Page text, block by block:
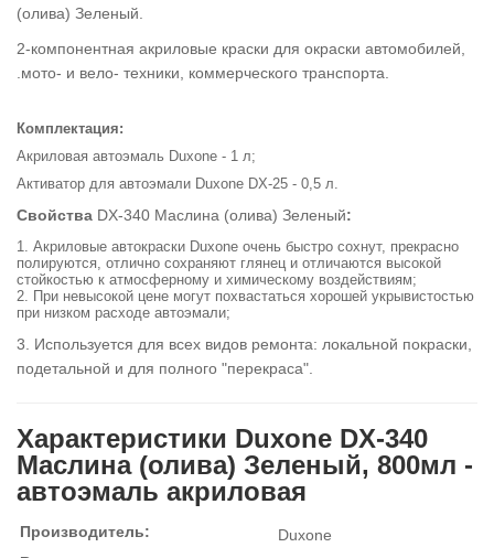
(олива) Зеленый.
2-компонентная акриловые краски для окраски автомобилей,
.мото- и вело- техники, коммерческого транспорта.
Комплектация:
Акриловая автоэмаль Duxone - 1 л;
Активатор для автоэмали Duxone DX-25 - 0,5 л.
Свойства DX-340 Маслина (олива) Зеленый:
1. Акриловые автокраски Duxone очень быстро сохнут, прекрасно
полируются, отлично сохраняют глянец и отличаются высокой
стойкостью к атмосферному и химическому воздействиям;
2. При невысокой цене могут похвастаться хорошей укрывистостью
при низком расходе автоэмали;
3. Используется для всех видов ремонта: локальной покраски,
подетальной и для полного "перекраса".
Характеристики Duxone DX-340
Маслина (олива) Зеленый, 800мл -
автоэмаль акриловая
Производитель:
Duxone